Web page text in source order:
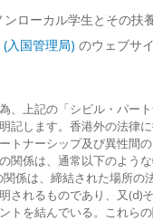
ンローカル学生とその扶
入国管理局) のウェブサ
、上記の「シビル・パー
記します。香港外の法律
トナーシップ及び異性間
関係は、通常以下のよう
係は、締結された場所の
されるものであり、又(d)
トを結んでいる。これら